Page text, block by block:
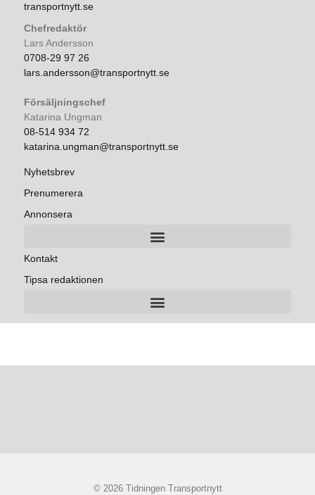
transportnytt.se
Chefredaktör
Lars Andersson
0708-29 97 26
lars.andersson@transportnytt.se
Försäljningschef
Katarina Ungman
08-514 934 72
katarina.ungman@transportnytt.se
Nyhetsbrev
Prenumerera
Annonsera
Kontakt
Tipsa redaktionen
© 2026 Tidningen Transportnytt